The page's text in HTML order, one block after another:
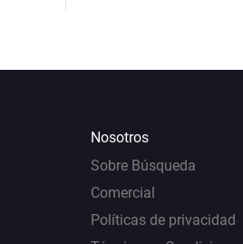
Nosotros
Sobre Búsqueda
Comercial
Políticas de privacidad